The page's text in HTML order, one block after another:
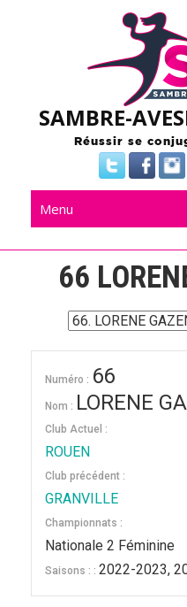
SAMBRE-
Réussir se
Menu
66
Numéro : 66
Nom : LORENE
Club Actuel :
ROUEN
Club précédent :
GRANVILLE
Championnats :
Nationale 2 Féminine
Saisons : : 2022-2023,